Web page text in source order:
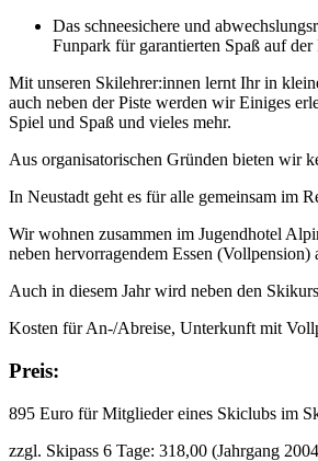
Das schneesichere und
Funpark für garantierten Spaß auf der
Mit unseren Skilehrer:innen lernt Ihr in
auch ne­ben der Piste werden wir Einiges
Spiel und Spaß und vieles mehr.
Aus organisatorischen Gründen bieten wir
In Neustadt geht es für alle gemeinsam im
Wir wohnen zusammen im Jugendhotel
neben hervorragendem Essen
Auch in diesem Jahr wird neben den
Kosten für An-/Abreise, Unterkunft mit
Preis:
895 Euro für Mitglieder eines Skiclubs im
zzgl. Skipass 6 Tage: 318,00 (Jahrgang